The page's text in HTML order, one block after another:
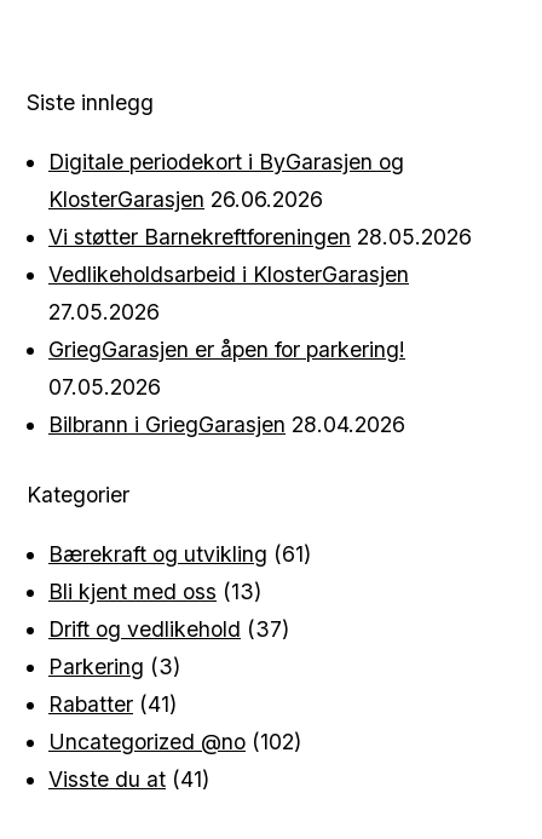
Siste innlegg
Digitale periodekort i ByGarasjen og
KlosterGarasjen 26.06.2026
Vi støtter Barnekreftforeningen 28.05.2026
Vedlikeholdsarbeid i KlosterGarasjen
27.05.2026
GriegGarasjen er åpen for parkering!
07.05.2026
Bilbrann i GriegGarasjen 28.04.2026
Kategorier
Bærekraft og utvikling (61)
Bli kjent med oss (13)
Drift og vedlikehold (37)
Parkering (3)
Rabatter (41)
Uncategorized @no (102)
Visste du at (41)